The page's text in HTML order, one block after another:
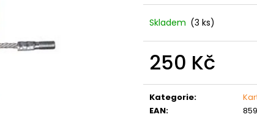
Skladem (3 ks)
250 Kč
cena:
Kategorie:
EAN:
MATICE ŠESTIHRANNÁ PRODLOUŽENÁ
PODLOŽKA